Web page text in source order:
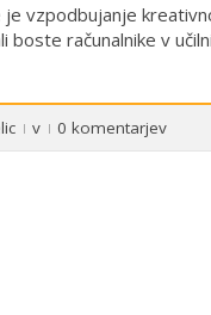
je vzpodbujanje
boste računalnike v
v 0 komentarjev